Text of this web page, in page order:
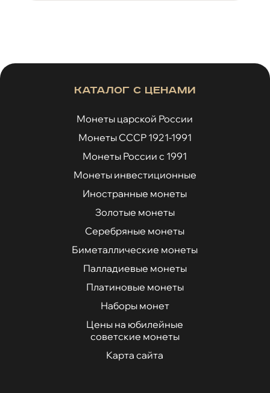
Каталог с ценами
Монеты царской России
Монеты СССР 1921-1991
Монеты России с 1991
Монеты инвестиционные
Иностранные монеты
Золотые монеты
Серебряные монеты
Биметаллические монеты
Палладиевые монеты
Платиновые монеты
Наборы монет
Цены на юбилейные
советские монеты
Карта сайта